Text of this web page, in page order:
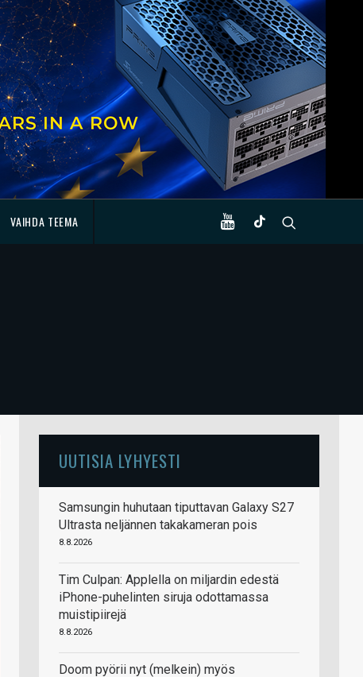
VAIHDA TEEMA
UUTISIA LYHYESTI
Samsungin huhutaan tiputtavan Galaxy S27
Ultrasta neljännen takakameran pois
8.8.2026
Tim Culpan: Applella on miljardin edestä
iPhone-puhelinten siruja odottamassa
muistipiirejä
8.8.2026
Doom pyörii nyt (melkein) myös